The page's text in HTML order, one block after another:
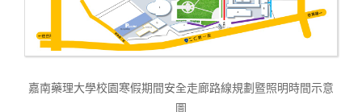
嘉南藥理大學校園寒假期間安全走廊路線規劃暨照明時間示意
圖